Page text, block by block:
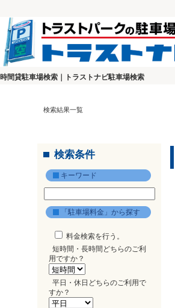
時間貸駐車場検索｜トラストナビ駐車場検索
検索結果一覧
検索条件
キーワード
「駐車場料金」から探す
料金検索を行う。
短時間・長時間どちらのご利
用ですか？
平日・休日どちらのご利用で
すか？